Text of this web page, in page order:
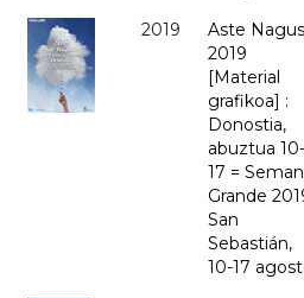
2019
Aste
2019
[Material
grafikoa] :
Donostia,
abuztua 10-
17 =
Grande
San
Sebastián,
10-17